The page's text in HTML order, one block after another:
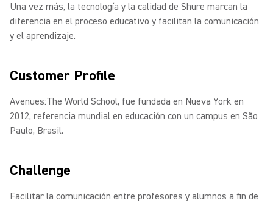
Una vez más, la tecnología y la calidad de Shure marcan la
diferencia en el proceso educativo y facilitan la comunicación
y el aprendizaje.
Customer Profile
Avenues:The World School, fue fundada en Nueva York en
2012, referencia mundial en educación con un campus en São
Paulo, Brasil.
Challenge
Facilitar la comunicación entre profesores y alumnos a ﬁn de